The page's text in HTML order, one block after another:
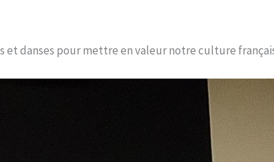
et danses pour mettre en valeur notre culture